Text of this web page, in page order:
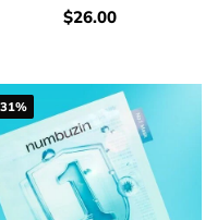
價
$26.00